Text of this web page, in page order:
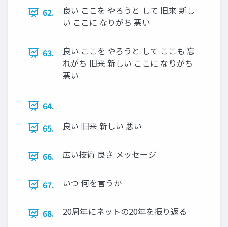
62.
良い ここを やろうと して 旧来 新し
い ここに なりがち 悪い
63.
良い ここを やろうと して ここも 忘
れがち 旧来 新しい ここに なりがち
悪い
64.
65.
良い 旧来 新しい 悪い
66. 広い技術 良さ メッセージ
67. いつ 何を⾔うか
68. 20周年にネットの20年を振り返る